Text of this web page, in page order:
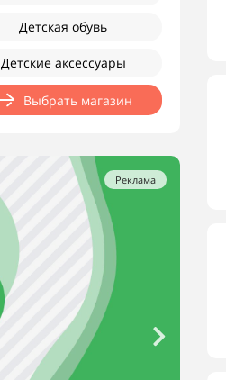
Детская обувь
Детские аксессуары
Выбрать магазин
Реклама